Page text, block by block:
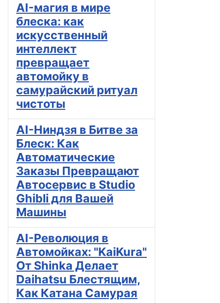
AI-магия в мире
блеска: как
искусственный
интеллект
превращает
автомойку в
самурайский ритуал
чистоты
AI-Ниндзя в Битве за
Блеск: Как
Автоматические
Заказы Превращают
Автосервис в Studio
Ghibli для Вашей
Машины
AI-Революция в
Автомойках: "KaiKura"
От Shinka Делает
Daihatsu Блестящим,
Как Катана Самурая